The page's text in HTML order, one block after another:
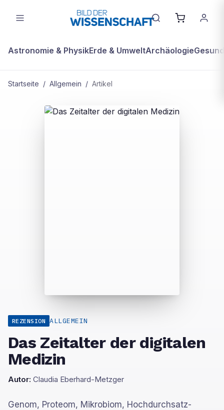
Astronomie & PhysikErde & UmweltArchäologie
Startseite / Allgemein / Artikel
REZENSION ALLGEMEIN
Das Zeitalter der digitalen
Medizin
Autor: Claudia Eberhard-Metzger
Genom, Proteom, Mikrobiom, Hochdurchsatz-